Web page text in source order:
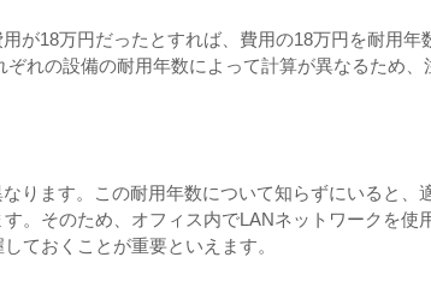
が18万円だったとすれば、費用の18万円を耐用年
れの設備の耐用年数によって計算が異なるため、
ります。この耐用年数について知らずにいると、
。そのため、オフィス内でLANネットワークを使
ておくことが重要といえます。